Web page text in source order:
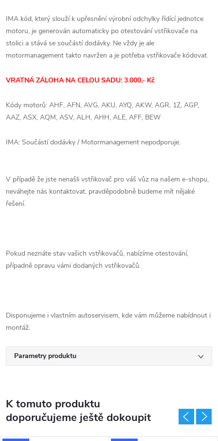
IMA kód, který slouží k upřesnění výrobní odchylky řídící jednotce
motoru, je generován automaticky po otestování vstřikovače na
stolici a stává se součástí dodávky. Ne vždy je ale
motormanagement takto navržen a je potřeba vstřikovače kódovat.
VRATNÁ ZÁLOHA NA CELOU SADU: 3.000,- Kč
Kódy motorů: AHF, AFN, AVG, AKU, AYQ, AKW, AGR, 1Z, AGP,
AAZ, ASX, AQM, ASV, ALH, AHH, ALE, AFF, BEW
IMA: Součástí dodávky / Motormanagement nepodporuje.
V případě že jste nenašli vstřikovač pro váš vůz na našem e-shopu,
neváhejte nás kontaktovat, pravděpodobně budeme mít nějaké
řešení.
Pokud neznáte stav vašich vstřikovačů, nabízíme otestování,
případně opravu vámi dodaných vstřikovačů.
Disponujeme i vlastním autoservisem, kde vám můžeme nabídnout i
montáž.
Parametry produktu
K tomuto produktu
doporučujeme ještě dokoupit